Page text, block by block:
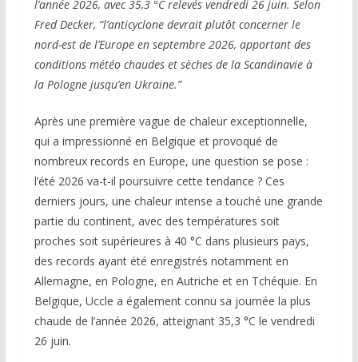
l’année 2026, avec 35,3 °C relevés vendredi 26 juin. Selon
Fred Decker, “l’anticyclone devrait plutôt concerner le
nord-est de l’Europe en septembre 2026, apportant des
conditions météo chaudes et sèches de la Scandinavie à
la Pologne jusqu’en Ukraine.”
Après une première vague de chaleur exceptionnelle,
qui a impressionné en Belgique et provoqué de
nombreux records en Europe, une question se pose :
l’été 2026 va-t-il poursuivre cette tendance ? Ces
derniers jours, une chaleur intense a touché une grande
partie du continent, avec des températures soit
proches soit supérieures à 40 °C dans plusieurs pays,
des records ayant été enregistrés notamment en
Allemagne, en Pologne, en Autriche et en Tchéquie. En
Belgique, Uccle a également connu sa journée la plus
chaude de l’année 2026, atteignant 35,3 °C le vendredi
26 juin.